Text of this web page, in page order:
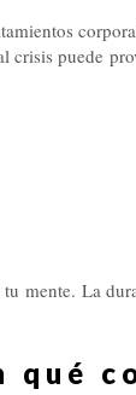
puede
mente. La
qué